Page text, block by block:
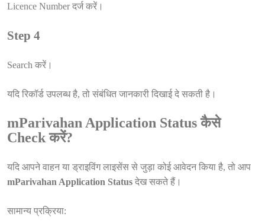
Licence Number दर्ज करें।
Step 4
Search करें।
यदि रिकॉर्ड उपलब्ध है, तो संबंधित जानकारी दिखाई दे सकती है।
mParivahan Application Status कैसे
Check करें?
यदि आपने वाहन या ड्राइविंग लाइसेंस से जुड़ा कोई आवेदन किया है, तो आप
mParivahan Application Status देख सकते हैं।
सामान्य प्रक्रिया: